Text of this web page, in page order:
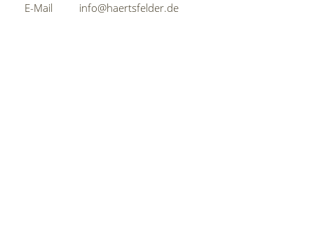
E-Mail
info@haertsfelder.de